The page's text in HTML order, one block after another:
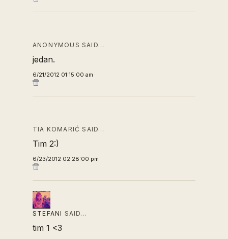
ANONYMOUS SAID…
jedan.
6/21/2012 01:15:00 am
TIA KOMARIĆ SAID…
Tim 2:)
6/23/2012 02:28:00 pm
STEFANI SAID…
tim 1 <3